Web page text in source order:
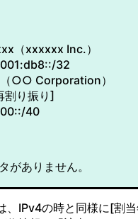
（xxxxxx Inc.）
32
○○ Corporation）
り振り]
40
がありません。
、IPv4の時と同様に[割